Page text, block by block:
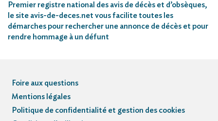
Premier registre national des avis de décès et d’obsèques,
le site avis-de-deces.net vous facilite toutes les
démarches pour rechercher une annonce de décès et pour
rendre hommage à un défunt
Foire aux questions
Mentions légales
Politique de confidentialité et gestion des cookies